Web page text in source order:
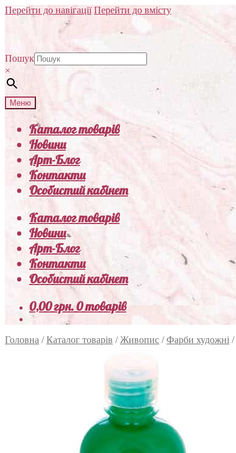
Перейти до навігації Перейти до вмісту
Пошук
×
Меню
Каталог товарів
Новини
Арт-Блог
Контакти
Особистий кабінет
Каталог товарів
Новини
Арт-Блог
Контакти
Особистий кабінет
0,00грн.0 товарів
Головна /Каталог товарів /Живопис /Фарби художні /